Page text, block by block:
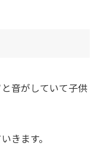
音がしていて子供
きます。